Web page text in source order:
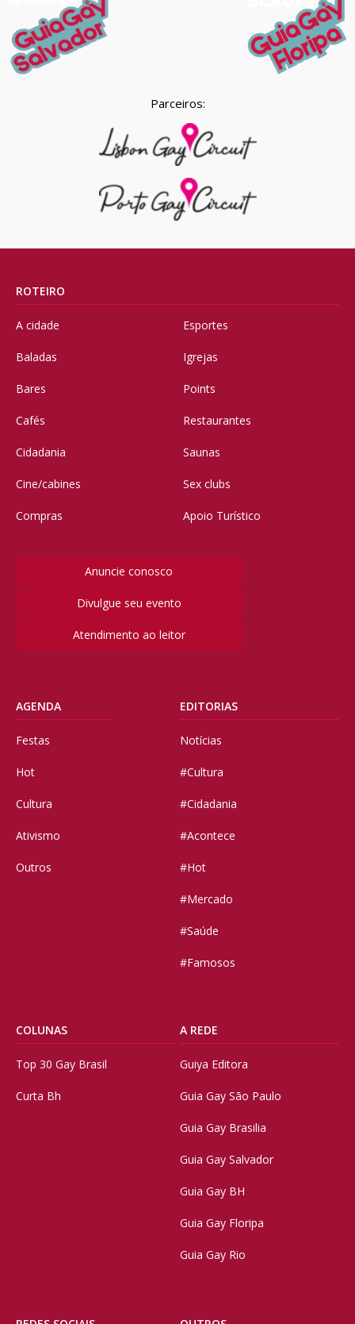
Parceiros:
ROTEIRO
A cidade
Baladas
Bares
Cafés
Cidadania
Cine/cabines
Compras
Esportes
Igrejas
Points
Restaurantes
Saunas
Sex clubs
Apoio Turístico
Anuncie conosco
Divulgue seu evento
Atendimento ao leitor
AGENDA
Festas
Hot
Cultura
Ativismo
Outros
EDITORIAS
Notícias
#Cultura
#Cidadania
#Acontece
#Hot
#Mercado
#Saúde
#Famosos
COLUNAS
Top 30 Gay Brasil
Curta Bh
A REDE
Guiya Editora
Guia Gay São Paulo
Guia Gay Brasilia
Guia Gay Salvador
Guia Gay BH
Guia Gay Floripa
Guia Gay Rio